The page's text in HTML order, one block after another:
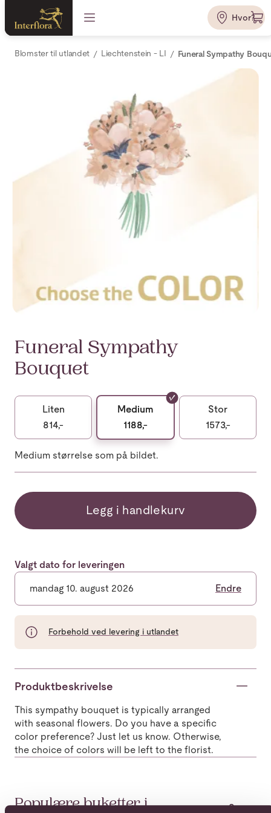
Hvor?
Blomster til utlandet Liechtenstein - LI Funeral Sympathy
Funeral Sympathy
Bouquet
Liten
814,-
Medium
1188,-
Stor
1573,-
Medium størrelse som på bildet.
Legg i handlekurv
Valgt dato for leveringen
mandag 10. august 2026 Endre
Forbehold ved levering i utlandet
Produktbeskrivelse
This sympathy bouquet is typically arranged
with seasonal flowers. Do you have a specific
color preference? Just let us know. Otherwise,
the choice of colors will be left to the florist.
Populære buketter i
Se